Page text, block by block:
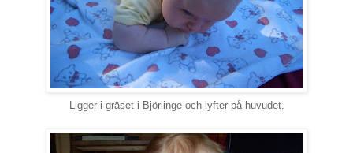
Ligger i gräset i Björlinge och lyfter på huvudet.